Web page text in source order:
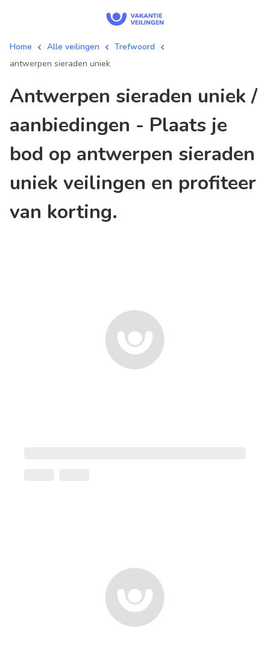
Home Alle veilingen
Trefwoord
antwerpen sieraden uniek
antwerpen sieraden uniek /
aanbiedingen - Plaats je
bod op antwerpen sieraden
uniek veilingen en profiteer
van korting.